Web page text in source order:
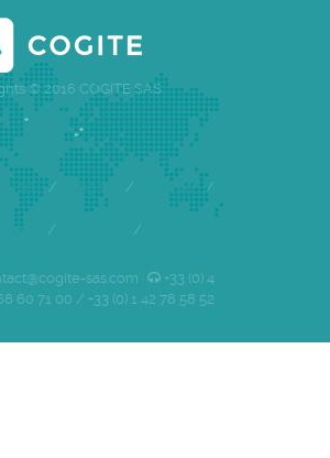
© 2016 COGITE SAS
Inicio / Cogite / Equipo /
/ /
sas.com ·
+33 (0) 4
60 71 00 / +33 (0) 1 42 78 58 52